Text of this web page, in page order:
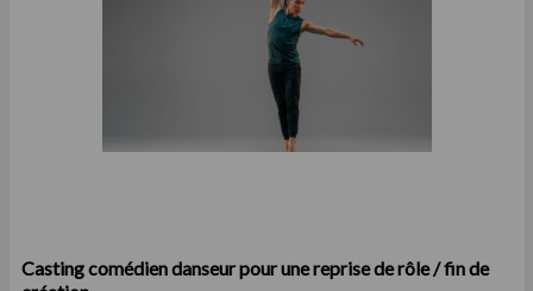
Casting comédien danseur pour une reprise de rôle / fin de